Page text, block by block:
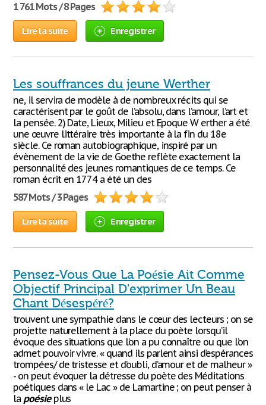
1 761 Mots / 8 Pages
Lire la suite Enregistrer
Les souffrances du jeune Werther
ne, il servira de modèle à de nombreux récits qui se
caractérisent par le goût de l’absolu, dans l’amour, l’art et
la pensée. 2) Date, Lieux, Milieu et Epoque W erther a été
une œuvre littéraire très importante à la fin du 18e
siècle. Ce roman autobiographique, inspiré par un
évènement de la vie de Goethe reflète exactement la
personnalité des jeunes romantiques de ce temps. Ce
roman écrit en 1774 a été un des
587 Mots / 3 Pages
Lire la suite Enregistrer
Pensez-Vous Que La Poésie Ait Comme
Objectif Principal D'exprimer Un Beau
Chant Désespéré?
trouvent une sympathie dans le cœur des lecteurs ; on se
projette naturellement à la place du poète lorsqu’il
évoque des situations que l’on a pu connaître ou que l’on
admet pouvoir vivre. « quand ils parlent ainsi d’espérances
trompées/ de tristesse et d’oubli, d’amour et de malheur »
- on peut évoquer la détresse du poète des Méditations
poétiques dans « le Lac » de Lamartine ; on peut penser à
la poésieplus